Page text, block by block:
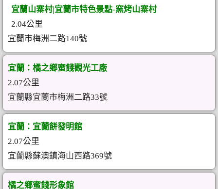
宜蘭山寨村|宜蘭市特色景點-窯烤山寨村
2.04公里
宜蘭市梅洲二路140號
宜蘭：橘之鄉蜜餞觀光工廠
2.07公里
宜蘭縣宜蘭市梅洲二路33號
宜蘭：宜蘭餅發明館
2.07公里
宜蘭縣蘇澳鎮海山西路369號
橘之鄉蜜餞形象館